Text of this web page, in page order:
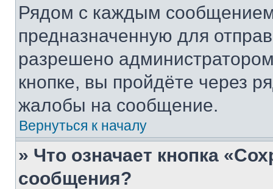
Рядом с каждым сообщением
предназначенную для
разрешено
кнопке, вы пройдёте через
жалобы на сообщение.
Вернуться к началу
» Что означает кнопка
сообщения?